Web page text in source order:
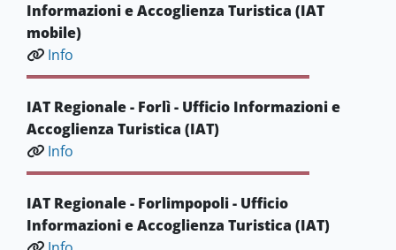
Informazioni e Accoglienza Turistica (IAT
mobile)
Info
IAT Regionale - Forlì - Ufficio Informazioni e
Accoglienza Turistica (IAT)
Info
IAT Regionale - Forlimpopoli - Ufficio
Informazioni e Accoglienza Turistica (IAT)